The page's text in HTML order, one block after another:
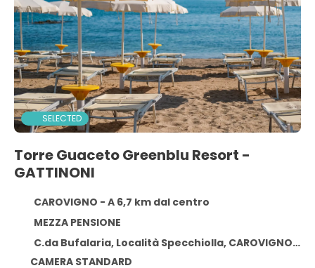
SELECTED
Torre Guaceto Greenblu Resort -
GATTINONI
CAROVIGNO - A 6,7 km dal centro
MEZZA PENSIONE
C.da Bufalaria, Località Specchiolla, CAROVIGNO 72012
CAMERA STANDARD